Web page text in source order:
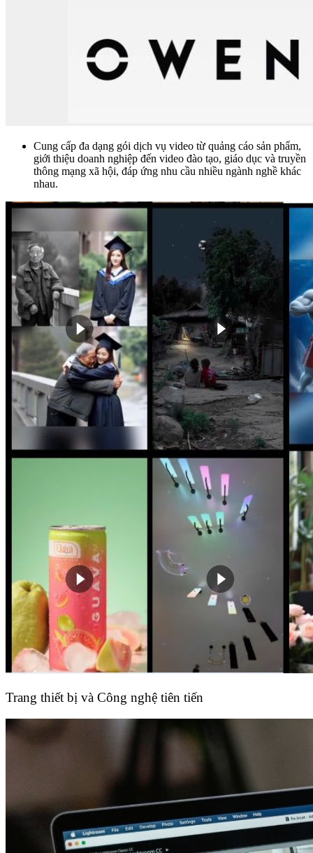
Cung cấp đa dạng gói dịch vụ video từ quảng cáo sản phẩm,
giới thiệu doanh nghiệp đến video đào tạo, giáo dục và truyền
thông mạng xã hội, đáp ứng nhu cầu nhiều ngành nghề khác
nhau.
Trang thiết bị và Công nghệ tiên tiến